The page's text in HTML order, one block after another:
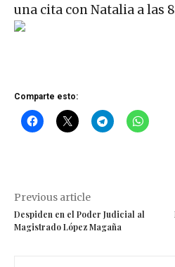
una cita con Natalia a las
Comparte esto:
Previous article
Despiden en el Poder Judicial al
Magistrado López Magaña